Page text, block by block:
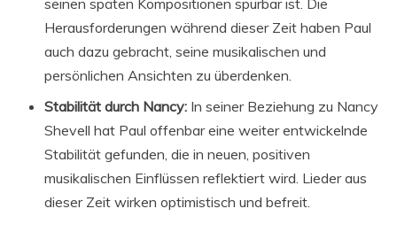
Herausforderungen während dieser Zeit haben Paul
auch dazu gebracht, seine musikalischen und
persönlichen Ansichten zu überdenken.
Stabilität durch Nancy: In seiner Beziehung zu Nancy
Shevell hat Paul offenbar eine weiter entwickelnde
Stabilität gefunden, die in neuen, positiven
musikalischen Einflüssen reflektiert wird. Lieder aus
dieser Zeit wirken optimistisch und befreit.